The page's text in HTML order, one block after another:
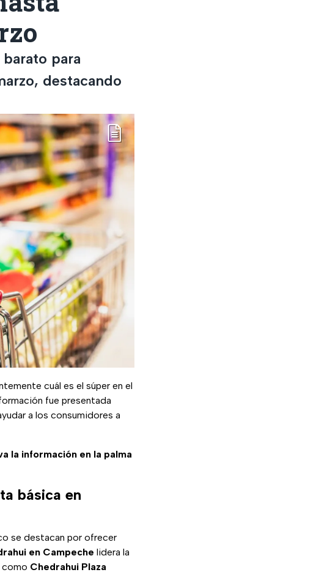
para
destacando
cuál es el súper en el
fue presentada
a los consumidores a
la información en la palma
básica en
se destacan por ofrecer
en Campeche lidera la
como Chedrahui Plaza